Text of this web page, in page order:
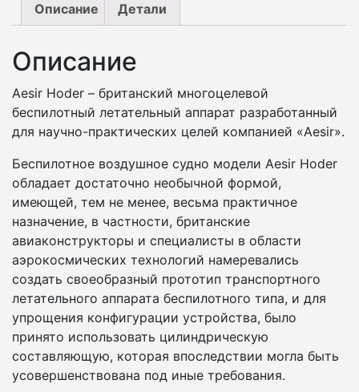
Описание Детали
Описание
Aesir Hoder – британский многоцелевой
беспилотный летательный аппарат разработанный
для научно-практических целей компанией «Aesir».
Беспилотное воздушное судно модели Aesir Hoder
обладает достаточно необычной формой,
имеющей, тем не менее, весьма практичное
назначение, в частности, британские
авиаконструкторы и специалисты в области
аэрокосмических технологий намеревались
создать своеобразный прототип транспортного
летательного аппарата беспилотного типа, и для
упрощения конфигурации устройства, было
принято использовать цилиндрическую
составляющую, которая впоследствии могла быть
усовершенствована под иные требования.